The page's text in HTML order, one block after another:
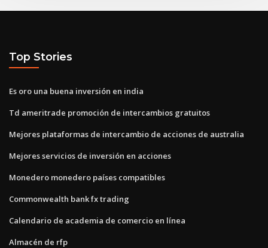
Top Stories
Es oro una buena inversión en india
Td ameritrade promoción de intercambios gratuitos
Mejores plataformas de intercambio de acciones de australia
Mejores servicios de inversión en acciones
Monedero monedero países compatibles
Commonwealth bank fx trading
Calendario de academia de comercio en línea
Almacén de rfp